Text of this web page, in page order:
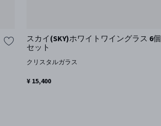
スカイ(SKY)ホワイトワイングラス 6個
セット
クリスタルガラス
¥ 15,400